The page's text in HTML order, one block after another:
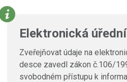
Elektronická
Zveřejňovat údaje na
desce zavedl zákon č.106/
svobodném přístupu k